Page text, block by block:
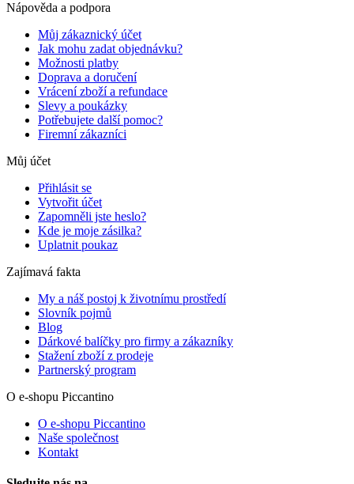
Nápověda a podpora
Můj zákaznický účet
Jak mohu zadat objednávku?
Možnosti platby
Doprava a doručení
Vrácení zboží a refundace
Slevy a poukázky
Potřebujete další pomoc?
Firemní zákazníci
Můj účet
Přihlásit se
Vytvořit účet
Zapomněli jste heslo?
Kde je moje zásilka?
Uplatnit poukaz
Zajímavá fakta
My a náš postoj k životnímu prostředí
Slovník pojmů
Blog
Dárkové balíčky pro firmy a zákazníky
Stažení zboží z prodeje
Partnerský program
O e-shopu Piccantino
O e-shopu Piccantino
Naše společnost
Kontakt